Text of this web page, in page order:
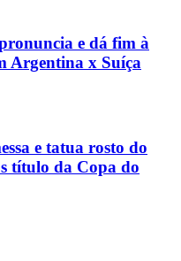
e dá fim à
Argentina x Suíça
e tatua rosto do
título da Copa do